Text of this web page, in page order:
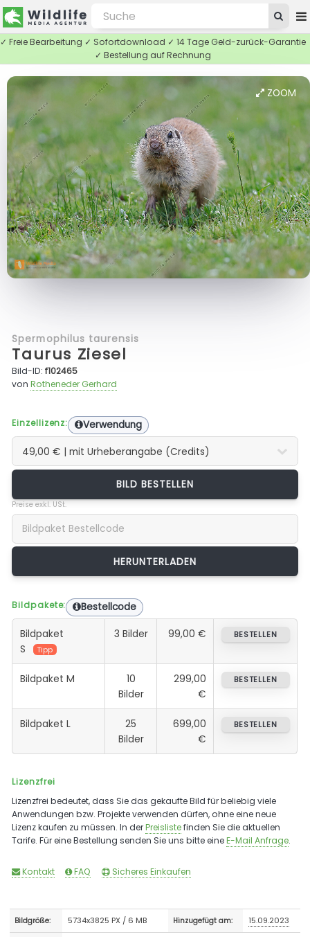
✓ Freie Bearbeitung ✓ Sofortdownload ✓ 14 Tage Geld-zurück-Garantie
✓ Bestellung auf Rechnung
ZOOM
Spermophilus taurensis
Taurus Ziesel
Bild-ID:f102465
vonRotheneder Gerhard
Einzellizenz: Verwendung
BILD BESTELLEN
Preise exkl. USt.
Bildpakete: Bestellcode
Bildpaket
S
Tipp
3 Bilder 99,00 € BESTELLEN
Bildpaket M
10
Bilder
299,00
€
BESTELLEN
Bildpaket L
25
Bilder
699,00
€
BESTELLEN
Lizenzfrei
Lizenzfrei bedeutet, dass Sie das gekaufte Bild für beliebig viele
Anwendungen bzw. Projekte verwenden dürfen, ohne eine neue
Lizenz kaufen zu müssen. In derPreislistefinden Sie die aktuellen
Tarife. Für eine Bestellung senden Sie uns bitte eineE-Mail Anfrage.
Kontakt FAQ Sicheres Einkaufen
Bildgröße: 5734x3825 PX / 6 MB Hinzugefügt am: 15.09.2023